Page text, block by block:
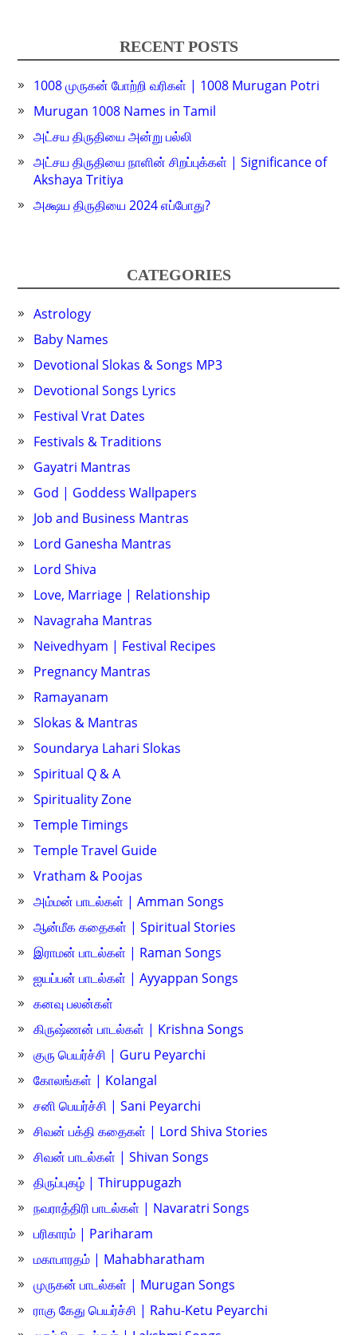
RECENT POSTS
1008 முருகன் போற்றி வரிகள் | 1008 Murugan Potri
Murugan 1008 Names in Tamil
அட்சய திருதியை அன்று பல்லி
அட்சய திருதியை நாளின் சிறப்புக்கள் | Significance of
Akshaya Tritiya
அக்ஷய திருதியை 2024 எப்போது?
CATEGORIES
Astrology
Baby Names
Devotional Slokas & Songs MP3
Devotional Songs Lyrics
Festival Vrat Dates
Festivals & Traditions
Gayatri Mantras
God | Goddess Wallpapers
Job and Business Mantras
Lord Ganesha Mantras
Lord Shiva
Love, Marriage | Relationship
Navagraha Mantras
Neivedhyam | Festival Recipes
Pregnancy Mantras
Ramayanam
Slokas & Mantras
Soundarya Lahari Slokas
Spiritual Q & A
Spirituality Zone
Temple Timings
Temple Travel Guide
Vratham & Poojas
அம்மன் பாடல்கள் | Amman Songs
ஆன்மீக கதைகள் | Spiritual Stories
இராமன் பாடல்கள் | Raman Songs
ஐயப்பன் பாடல்கள் | Ayyappan Songs
கனவு பலன்கள்
கிருஷ்ணன் பாடல்கள் | Krishna Songs
குரு பெயர்ச்சி | Guru Peyarchi
கோலங்கள் | Kolangal
சனி பெயர்ச்சி | Sani Peyarchi
சிவன் பக்தி கதைகள் | Lord Shiva Stories
சிவன் பாடல்கள் | Shivan Songs
திருப்புகழ் | Thiruppugazh
நவராத்திரி பாடல்கள் | Navaratri Songs
பரிகாரம் | Pariharam
மகாபாரதம் | Mahabharatham
முருகன் பாடல்கள் | Murugan Songs
ராகு கேது பெயர்ச்சி | Rahu-Ketu Peyarchi